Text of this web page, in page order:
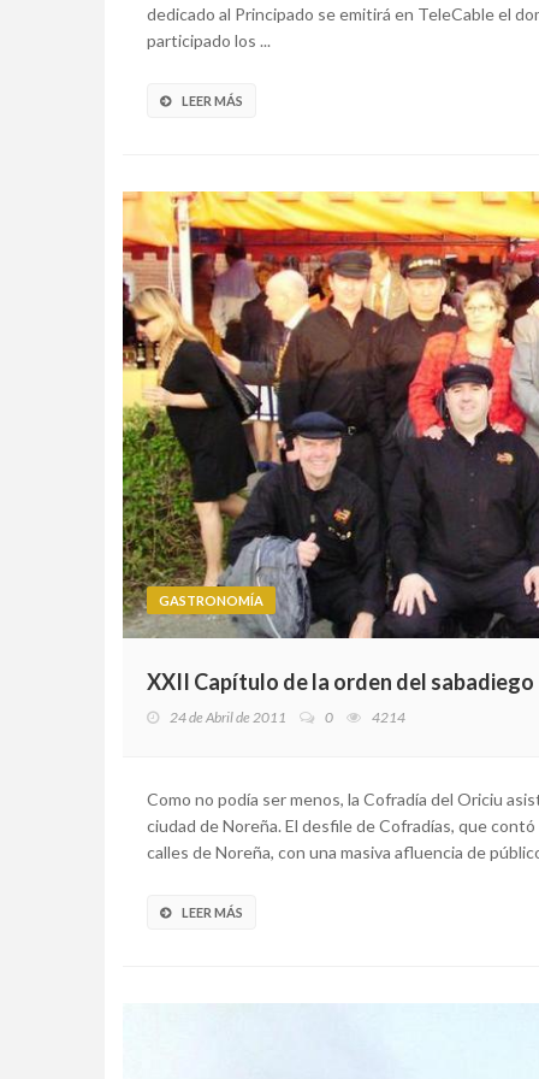
dedicado al Principado se emitirá en TeleCable el
participado los ...
LEER MÁS
GASTRONOMÍA
XXII Capítulo de la orden del sabadiego
24 de Abril de 2011 0 4214
Como no podía ser menos, la Cofradía del Oriciu
ciudad de Noreña. El desfile de Cofradías, que
calles de Noreña, con una masiva afluencia de
LEER MÁS